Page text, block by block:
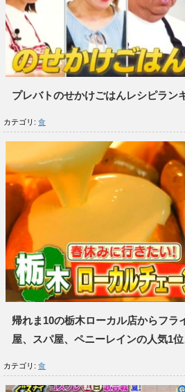
プレバトのせかけごはんレシピラン
カテゴリ: 食
帰れま10の栃木ローカル店からフラ
屋、スパ屋、ペニーレインの人気1
カテゴリ: 食